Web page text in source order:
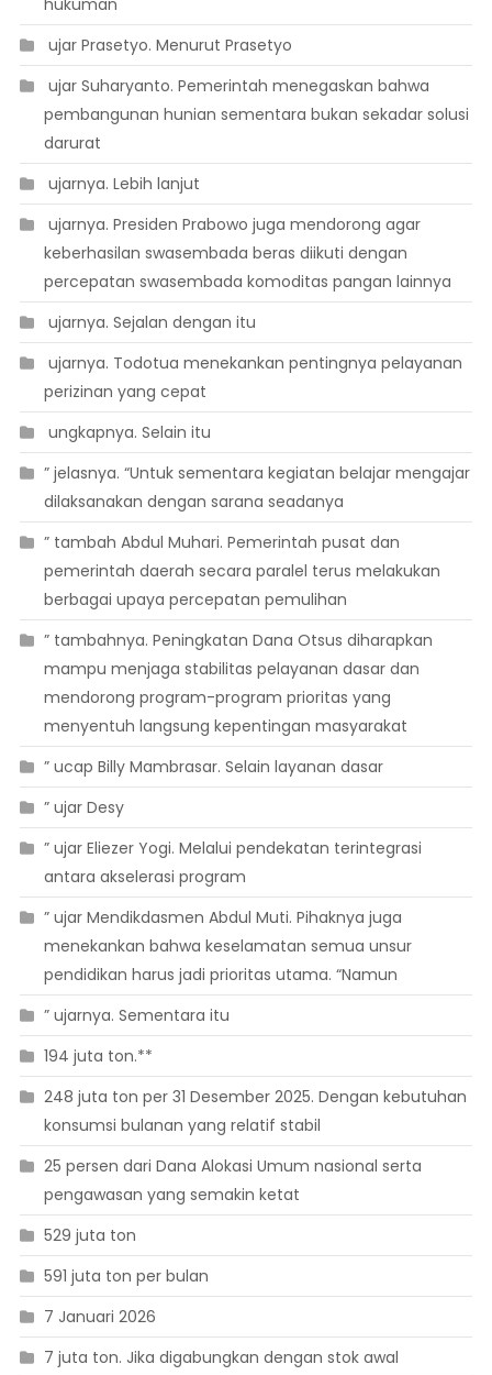
hukuman
 ujar Prasetyo. Menurut Prasetyo
 ujar Suharyanto. Pemerintah menegaskan bahwa
pembangunan hunian sementara bukan sekadar solusi
darurat
 ujarnya. Lebih lanjut
 ujarnya. Presiden Prabowo juga mendorong agar
keberhasilan swasembada beras diikuti dengan
percepatan swasembada komoditas pangan lainnya
 ujarnya. Sejalan dengan itu
 ujarnya. Todotua menekankan pentingnya pelayanan
perizinan yang cepat
 ungkapnya. Selain itu
” jelasnya. “Untuk sementara kegiatan belajar mengajar
dilaksanakan dengan sarana seadanya
” tambah Abdul Muhari. Pemerintah pusat dan
pemerintah daerah secara paralel terus melakukan
berbagai upaya percepatan pemulihan
” tambahnya. Peningkatan Dana Otsus diharapkan
mampu menjaga stabilitas pelayanan dasar dan
mendorong program-program prioritas yang
menyentuh langsung kepentingan masyarakat
” ucap Billy Mambrasar. Selain layanan dasar
” ujar Desy
” ujar Eliezer Yogi. Melalui pendekatan terintegrasi
antara akselerasi program
” ujar Mendikdasmen Abdul Muti. Pihaknya juga
menekankan bahwa keselamatan semua unsur
pendidikan harus jadi prioritas utama. “Namun
” ujarnya. Sementara itu
194 juta ton.**
248 juta ton per 31 Desember 2025. Dengan kebutuhan
konsumsi bulanan yang relatif stabil
25 persen dari Dana Alokasi Umum nasional serta
pengawasan yang semakin ketat
529 juta ton
591 juta ton per bulan
7 Januari 2026
7 juta ton. Jika digabungkan dengan stok awal